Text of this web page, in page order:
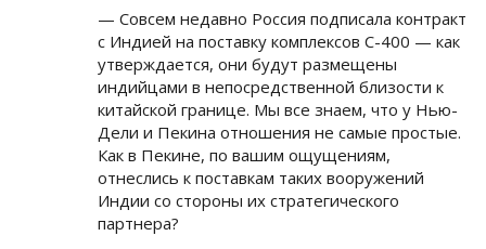
— Совсем недавно Россия подписала контракт
с Индией на поставку комплексов С-400 — как
утверждается, они будут размещены
индийцами в непосредственной близости к
китайской границе. Мы все знаем, что у Нью-
Дели и Пекина отношения не самые простые.
Как в Пекине, по вашим ощущениям,
отнеслись к поставкам таких вооружений
Индии со стороны их стратегического
партнера?